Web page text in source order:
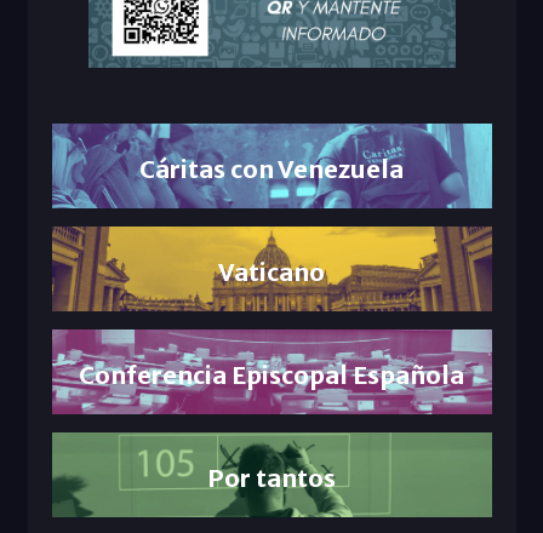
Cáritas con Venezuela
Vaticano
Conferencia Episcopal Española
Por tantos